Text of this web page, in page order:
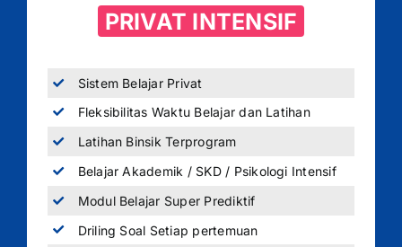
PRIVAT INTENSIF
Sistem Belajar Privat
Fleksibilitas Waktu Belajar dan Latihan
Latihan Binsik Terprogram
Belajar Akademik / SKD / Psikologi Intensif
Modul Belajar Super Prediktif
Driling Soal Setiap pertemuan